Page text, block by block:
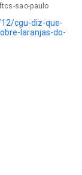
sao-paulo
cgu-diz-que-
laranjas-do-